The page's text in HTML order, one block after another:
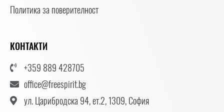
Политика за поверителност
КОНТАКТИ
+359 889 428705
office@freespirit.bg
ул. Царибродска 94, ет.2, 1309, София